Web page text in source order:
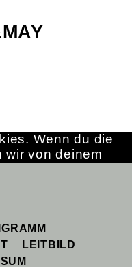
LEITBILD
Wenn du die
wir von deinem